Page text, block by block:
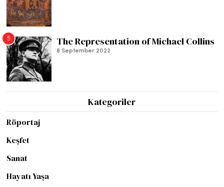
5 The Representation of Michael Collins
8 September 2022
Kategoriler
Röportaj
Keşfet
Sanat
Hayatı Yaşa